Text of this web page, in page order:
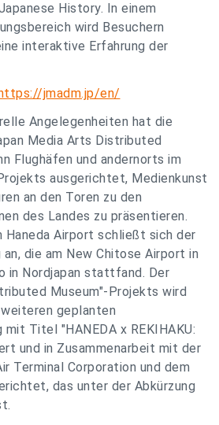
History. In einem
wird Besuchern
interaktive Erfahrung der
jmadm.jp/en/
Angelegenheiten hat die
Media Arts Distributed
Flughäfen und andernorts im
ausgerichtet, Medienkunst
an den Toren zu den
des Landes zu präsentieren.
Haneda Airport schließt sich der
die am New Chitose Airport in
in Nordjapan stattfand. Der
Museum"-Projekts wird
geplanten
Titel "HANEDA x REKIHAKU:
und in Zusammenarbeit mit der
Terminal Corporation und dem
das unter der Abkürzung